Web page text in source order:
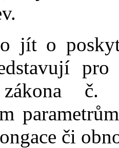
jít o
zákona
či